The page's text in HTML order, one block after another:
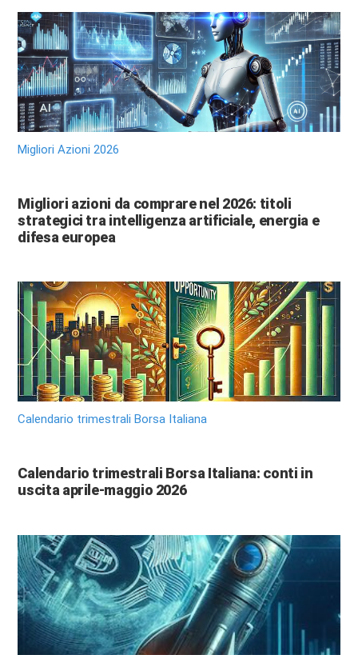
Migliori Azioni 2026
Migliori azioni da comprare nel 2026: titoli
strategici tra intelligenza artificiale, energia e
difesa europea
Calendario trimestrali Borsa Italiana
Calendario trimestrali Borsa Italiana: conti in
uscita aprile-maggio 2026